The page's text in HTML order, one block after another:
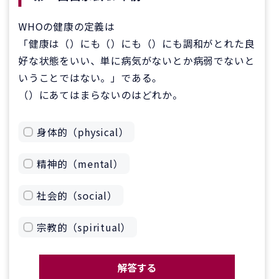
WHOの健康の定義は
「健康は（）にも（）にも（）にも調和がとれた良
好な状態をいい、単に病気がないとか病弱でないと
いうことではない。」である。
（）にあてはまらないのはどれか。
身体的（physical）
精神的（mental）
社会的（social）
宗教的（spiritual）
解答する